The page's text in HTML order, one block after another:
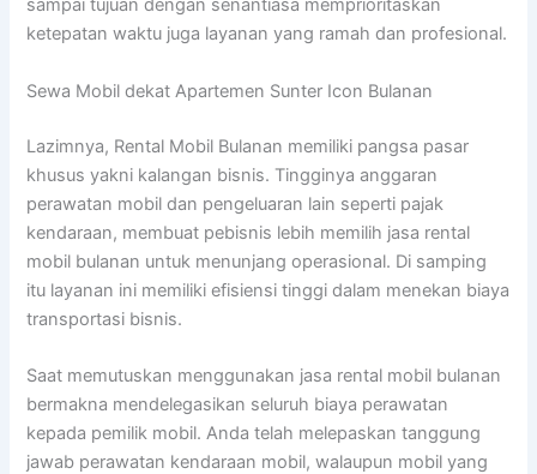
sampai tujuan dengan senantiasa memprioritaskan
ketepatan waktu juga layanan yang ramah dan profesional.
Sewa Mobil dekat Apartemen Sunter Icon Bulanan
Lazimnya, Rental Mobil Bulanan memiliki pangsa pasar
khusus yakni kalangan bisnis. Tingginya anggaran
perawatan mobil dan pengeluaran lain seperti pajak
kendaraan, membuat pebisnis lebih memilih jasa rental
mobil bulanan untuk menunjang operasional. Di samping
itu layanan ini memiliki efisiensi tinggi dalam menekan biaya
transportasi bisnis.
Saat memutuskan menggunakan jasa rental mobil bulanan
bermakna mendelegasikan seluruh biaya perawatan
kepada pemilik mobil. Anda telah melepaskan tanggung
jawab perawatan kendaraan mobil, walaupun mobil yang